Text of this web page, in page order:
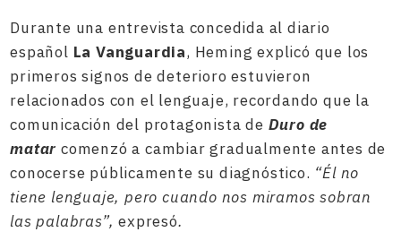
Durante una entrevista concedida al diario
español La Vanguardia, Heming explicó que los
primeros signos de deterioro estuvieron
relacionados con el lenguaje, recordando que la
comunicación del protagonista de Duro de
matar comenzó a cambiar gradualmente antes de
conocerse públicamente su diagnóstico. “Él no
tiene lenguaje, pero cuando nos miramos sobran
las palabras”,expresó.